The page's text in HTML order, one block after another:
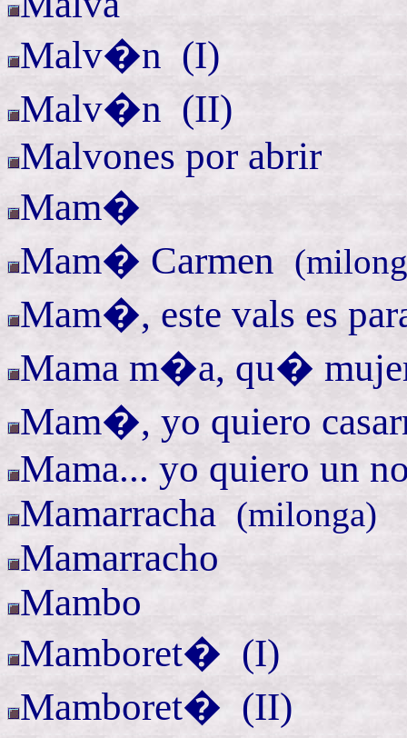
Malv�n (I)
Malv�n (II)
Malvones por abrir
Mam�
Mam� Carmen (
Mam�, este vals es
Mama m�a, qu�
Mam�, yo quiero
Mama... yo quiero un
Mamarracha (milonga)
Mamarracho
Mambo
Mamboret� (I)
Mamboret� (II)